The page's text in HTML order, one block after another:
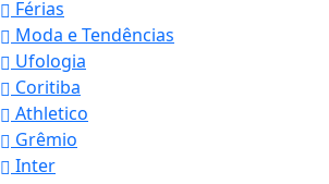
Férias
Moda e Tendências
Ufologia
Coritiba
Athletico
Grêmio
Inter